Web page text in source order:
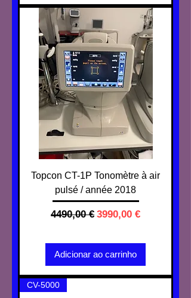
Topcon CT-1P Tonomètre à air
pulsé / année 2018
Preço normal
4490,00 € Preço promocional
3990,00 €
Adicionar ao carrinho
CV-5000